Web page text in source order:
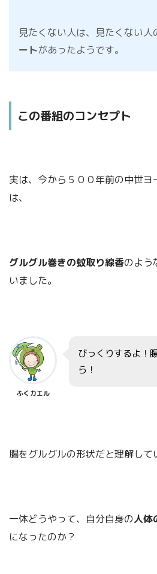
見たくない人は、見たくない人
ートがあったようです。
この番組のコンセプト
実は、今から５００年前の中世ヨ
は、
グルグル巻きの蚊取り線香のよう
いました。
ふくカエル
びっくりするよ！
ら！
腸をグルグルの形状だと理解して
一体どうやって、自分自身の人体
になったのか？